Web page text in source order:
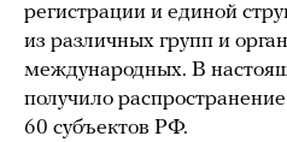
регистрации и единой
из различных групп и
международных. В
получило
60 субъектов РФ.